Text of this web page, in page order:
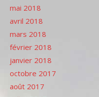
mai 2018
avril 2018
mars 2018
février 2018
janvier 2018
octobre 2017
août 2017